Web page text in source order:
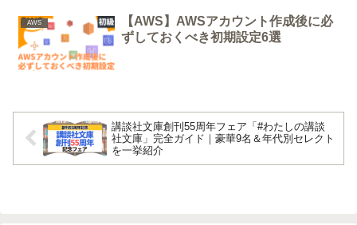
AWS
【AWS】AWSアカウント作成後に必
ずしておくべき初期設定6選
講談社文庫創刊55周年フェア「#わたしの講談
社文庫」完全ガイド｜豪華9名＆年代別セレクト
を一挙紹介